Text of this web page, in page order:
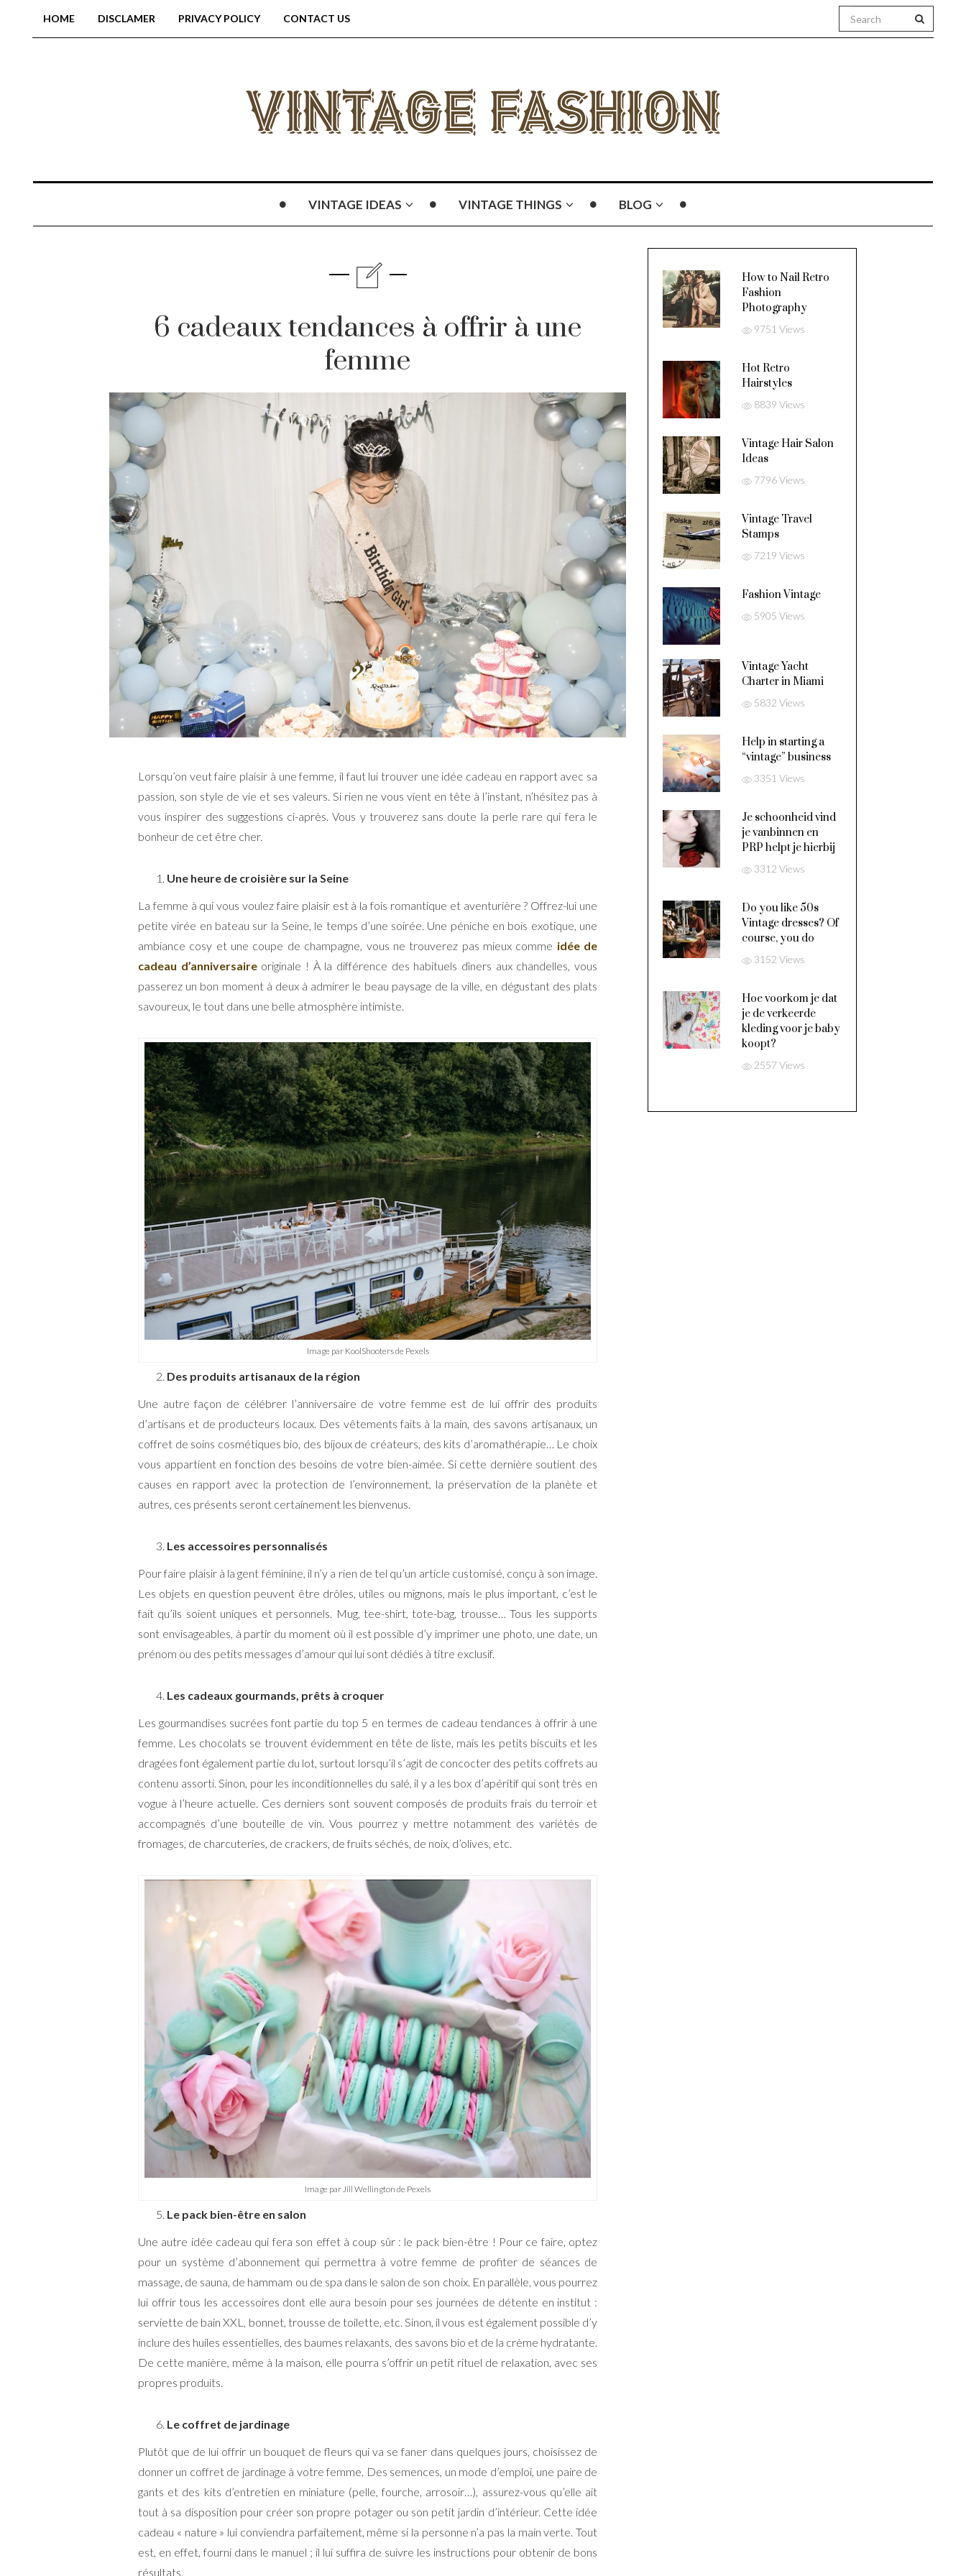
HOME DISCLAMER PRIVACY POLICY CONTACT US
VINTAGE IDEAS VINTAGE THINGS BLOG
6 cadeaux tendances à offrir à une
femme
Lorsqu’on veut faire plaisir à une femme, il faut lui trouver une idée cadeau en rapport avec sa
passion, son style de vie et ses valeurs. Si rien ne vous vient en tête à l’instant, n’hésitez pas à
vous inspirer des suggestions ci-après. Vous y trouverez sans doute la perle rare qui fera le
bonheur de cet être cher.
Une heure de croisière sur la Seine
La femme à qui vous voulez faire plaisir est à la fois romantique et aventurière ? Offrez-lui une
petite virée en bateau sur la Seine, le temps d’une soirée. Une péniche en bois exotique, une
ambiance cosy et une coupe de champagne, vous ne trouverez pas mieux comme idée de
cadeau d’anniversaireoriginale ! À la différence des habituels dîners aux chandelles, vous
passerez un bon moment à deux à admirer le beau paysage de la ville, en dégustant des plats
savoureux, le tout dans une belle atmosphère intimiste.
Image par KoolShooters de Pexels
Des produits artisanaux de la région
Une autre façon de célébrer l’anniversaire de votre femme est de lui offrir des produits
d’artisans et de producteurs locaux. Des vêtements faits à la main, des savons artisanaux, un
coffret de soins cosmétiques bio, des bijoux de créateurs, des kits d’aromathérapie… Le choix
vous appartient en fonction des besoins de votre bien-aimée. Si cette dernière soutient des
causes en rapport avec la protection de l’environnement, la préservation de la planète et
autres, ces présents seront certainement les bienvenus.
Les accessoires personnalisés
Pour faire plaisir à la gent féminine, il n’y a rien de tel qu’un article customisé, conçu à son image.
Les objets en question peuvent être drôles, utiles ou mignons, mais le plus important, c’est le
fait qu’ils soient uniques et personnels. Mug, tee-shirt, tote-bag, trousse… Tous les supports
sont envisageables, à partir du moment où il est possible d’y imprimer une photo, une date, un
prénom ou des petits messages d’amour qui lui sont dédiés à titre exclusif.
Les cadeaux gourmands, prêts à croquer
Les gourmandises sucrées font partie du top 5 en termes de cadeau tendances à offrir à une
femme. Les chocolats se trouvent évidemment en tête de liste, mais les petits biscuits et les
dragées font également partie du lot, surtout lorsqu’il s’agit de concocter des petits coffrets au
contenu assorti. Sinon, pour les inconditionnelles du salé, il y a les box d’apéritif qui sont très en
vogue à l’heure actuelle. Ces derniers sont souvent composés de produits frais du terroir et
accompagnés d’une bouteille de vin. Vous pourrez y mettre notamment des variétés de
fromages, de charcuteries, de crackers, de fruits séchés, de noix, d’olives, etc.
Image par Jill Wellington de Pexels
Le pack bien-être en salon
Une autre idée cadeau qui fera son effet à coup sûr : le pack bien-être ! Pour ce faire, optez
pour un système d’abonnement qui permettra à votre femme de profiter de séances de
massage, de sauna, de hammam ou de spa dans le salon de son choix. En parallèle, vous pourrez
lui offrir tous les accessoires dont elle aura besoin pour ses journées de détente en institut :
serviette de bain XXL, bonnet, trousse de toilette, etc. Sinon, il vous est également possible d’y
inclure des huiles essentielles, des baumes relaxants, des savons bio et de la crème hydratante.
De cette manière, même à la maison, elle pourra s’offrir un petit rituel de relaxation, avec ses
propres produits.
Le coffret de jardinage
Plutôt que de lui offrir un bouquet de fleurs qui va se faner dans quelques jours, choisissez de
donner un coffret de jardinage à votre femme. Des semences, un mode d’emploi, une paire de
gants et des kits d’entretien en miniature (pelle, fourche, arrosoir…), assurez-vous qu’elle ait
tout à sa disposition pour créer son propre potager ou son petit jardin d’intérieur. Cette idée
cadeau « nature » lui conviendra parfaitement, même si la personne n’a pas la main verte. Tout
est, en effet, fourni dans le manuel ; il lui suffira de suivre les instructions pour obtenir de bons
résultats.
How to Nail Retro
Fashion
Photography
9751 Views
Hot Retro
Hairstyles
8839 Views
Vintage Hair Salon
Ideas
7796 Views
Vintage Travel
Stamps
7219 Views
Fashion Vintage
5905 Views
Vintage Yacht
Charter in Miami
5832 Views
Help in starting a
“vintage” business
3351 Views
Je schoonheid vind
je vanbinnen en
PRP helpt je hierbij
3312 Views
Do you like 50s
Vintage dresses? Of
course, you do
3152 Views
Hoe voorkom je dat
je de verkeerde
kleding voor je baby
koopt?
2557 Views